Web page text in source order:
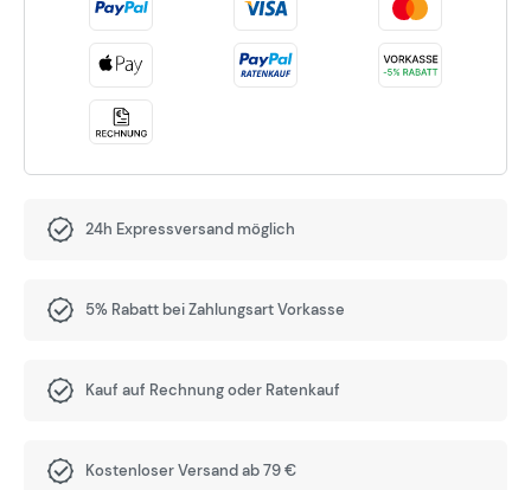
24h Expressversand möglich
5% Rabatt bei Zahlungsart Vorkasse
Kauf auf Rechnung oder Ratenkauf
Kostenloser Versand ab 79 €